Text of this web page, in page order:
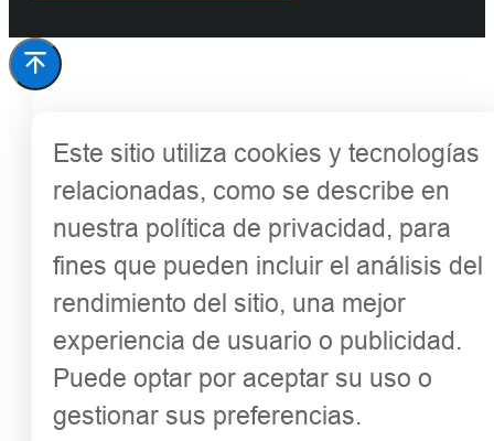
Este sitio utiliza cookies y tecnologías
relacionadas, como se describe en
nuestra política de privacidad, para
fines que pueden incluir el análisis del
rendimiento del sitio, una mejor
experiencia de usuario o publicidad.
Puede optar por aceptar su uso o
gestionar sus preferencias.